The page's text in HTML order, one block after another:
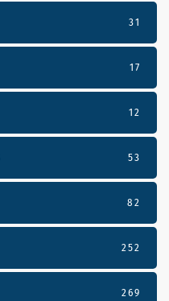
31
17
12
53
82
252
269